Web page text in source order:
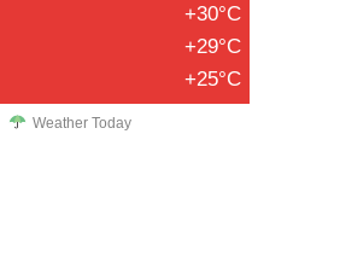
+30°C
+29°C
+25°C
Weather Today